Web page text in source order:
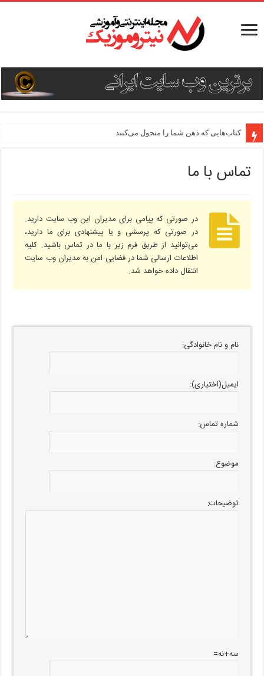
کتاب‌هایی که ذهن شما را متحول می‌کنند
تماس با ما
در صورتی که پیامی برای مدیران این وب سایت دارید.
در صورتی که پرسشی و یا پیشنهادی برای ما دارید،
می‌توانید از طریق فرم زیر با ما در تماس باشید. کلیه
اطلاعات ارسالی شما در فضایی امن به مدیران وب سایت
انتقال داده خواهد شد.
نام و نام خانوادگی:
ایمیل(اختیاری):
شماره تماس:
موضوع:
توضیحات:
سه+نه=